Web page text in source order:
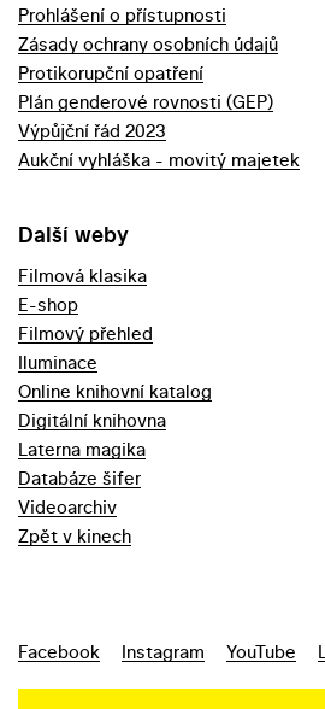
Prohlášení o přístupnosti
Zásady ochrany osobních údajů
Protikorupční opatření
Plán genderové rovnosti (GEP)
Výpůjční řád 2023
Aukční vyhláška - movitý majetek
Další weby
Filmová klasika
E-shop
Filmový přehled
Iluminace
Online knihovní katalog
Digitální knihovna
Laterna magika
Databáze šifer
Videoarchiv
Zpět v kinech
Facebook Instagram YouTube